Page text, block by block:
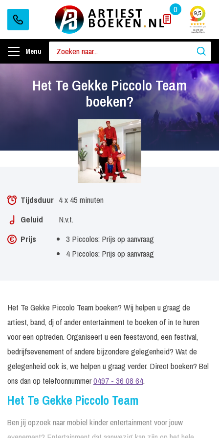
0
Menu
Het Te Gekke Piccolo Team
boeken?
Tijdsduur 4 x 45 minuten
Geluid
N.v.t.
Prijs
3 Piccolos: Prijs op aanvraag
4 Piccolos: Prijs op aanvraag
Het Te Gekke Piccolo Team boeken? Wij helpen u graag de
artiest, band, dj of ander entertainment te boeken of in te huren
voor een optreden. Organiseert u een feestavond, een festival,
bedrijfsevenement of andere bijzondere gelegenheid? Wat de
gelegenheid ook is, we helpen u graag verder. Direct boeken? Bel
ons dan op telefoonnummer0497 - 36 08 64.
Het Te Gekke Piccolo Team
Ben jij opzoek naar mobiel kinder entertainment voor jouw